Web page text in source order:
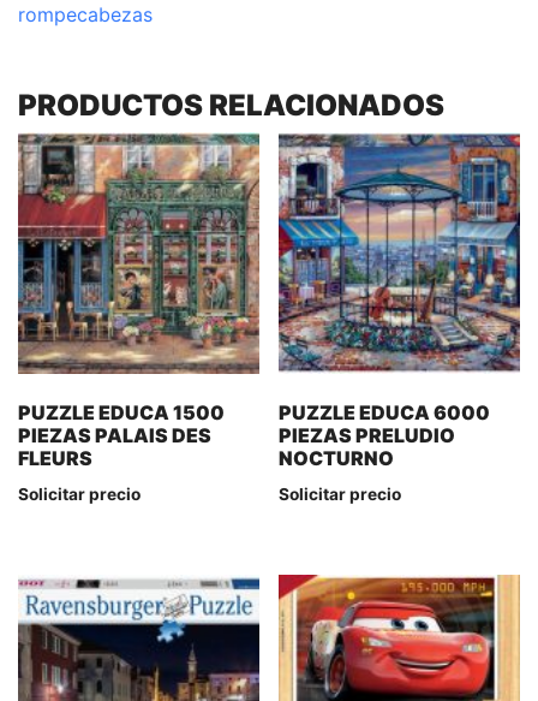
rompecabezas
PRODUCTOS RELACIONADOS
PUZZLE EDUCA 1500
PIEZAS PALAIS DES
FLEURS
Solicitar precio
PUZZLE EDUCA 6000
PIEZAS PRELUDIO
NOCTURNO
Solicitar precio